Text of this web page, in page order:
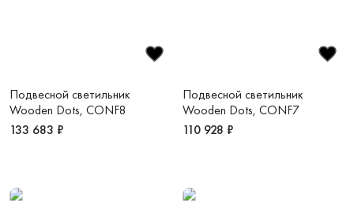
Подвесной светильник
Wooden Dots, CONF8
133 683 ₽
Подвесной светильник
Wooden Dots, CONF7
110 928 ₽